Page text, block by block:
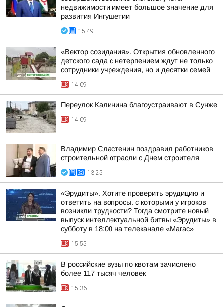
недвижимости имеет большое значение для
развития Ингушетии
15:49
«Вектор созидания». Открытия обновленного
детского сада с нетерпением ждут не только
сотрудники учреждения, но и десятки семей
14:09
Переулок Калинина благоустраивают в Сунже
14:09
Владимир Сластенин поздравил работников
строительной отрасли с Днем строителя
13:25
«Эрудиты». Хотите проверить эрудицию и
ответить на вопросы, с которыми у игроков
возникли трудности? Тогда смотрите новый
выпуск интеллектуальной битвы «Эрудиты» в
субботу в 18:00 на телеканале «Магас»
15:55
В российские вузы по квотам зачислено
более 117 тысяч человек
15:36